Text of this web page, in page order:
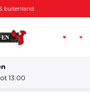
buitenland
13:00